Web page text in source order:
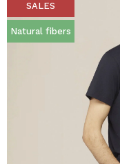
SALES
Natural fibers